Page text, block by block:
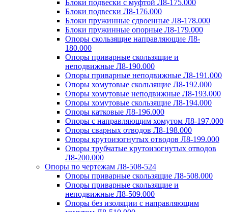
Блоки подвески с муфтой Л8-175.000
Блоки подвески Л8-176.000
Блоки пружинные сдвоенные Л8-178.000
Блоки пружинные опорные Л8-179.000
Опоры скользящие направляющие Л8-
180.000
Опоры приварные скользящие и
неподвижные Л8-190.000
Опоры приварные неподвижные Л8-191.000
Опоры хомутовые скользящие Л8-192.000
Опоры хомутовые неподвижные Л8-193.000
Опоры хомутовые скользящие Л8-194.000
Опоры катковые Л8-196.000
Опоры с направляющим хомутом Л8-197.000
Опоры сварных отводов Л8-198.000
Опоры крутоизогнутых отводов Л8-199.000
Опоры трубчатые крутоизогнутых отводов
Л8-200.000
Опоры по чертежам Л8-508-524
Опоры приварные скользящие Л8-508.000
Опоры приварные скользящие и
неподвижные Л8-509.000
Опоры без изоляции с направляющим